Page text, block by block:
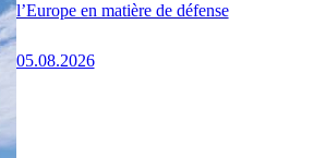
l’Europe en matière de défense
05.08.2026